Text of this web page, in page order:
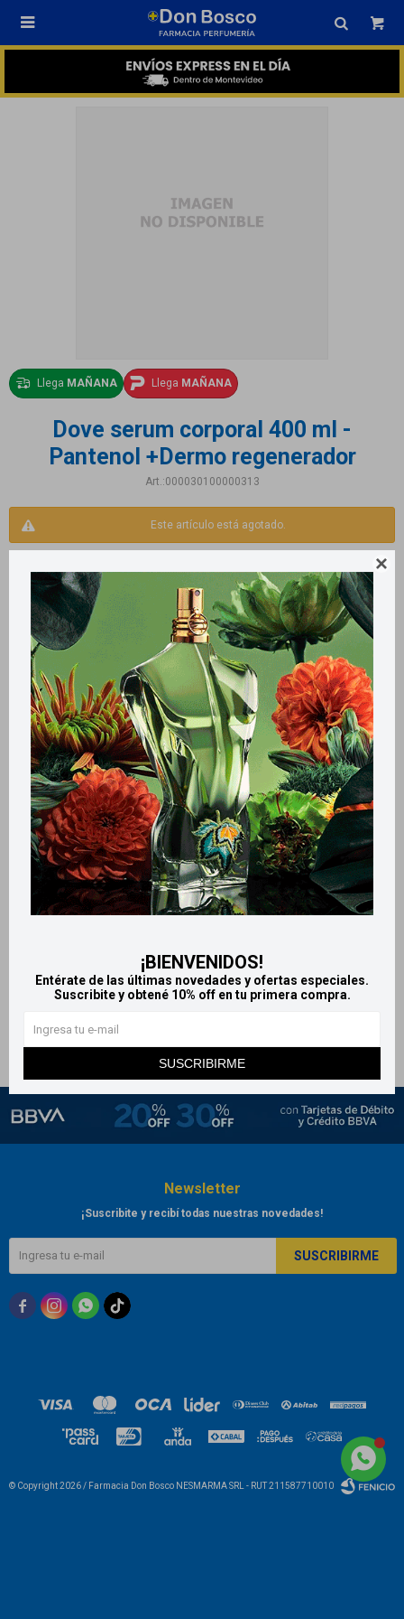

¡BIENVENIDOS!
Entérate de las últimas novedades y ofertas especiales.
Suscribite y obtené 10% off en tu primera compra.
SUSCRIBIRME

Llega MAÑANA Llega MAÑANA
Dove serum corporal 400 ml -
Pantenol +Dermo regenerador
000030100000313
Este artículo está agotado.
Productos que te pueden interesar
LlegaMAÑANA
LlegaMAÑANA
bifásica 200 ml
$ 589
LlegaMAÑANA
LlegaMAÑANA
Salicílico antiimperfecciones
$ 599
Newsletter
¡Suscribite y recibí todas nuestras novedades!
SUSCRIBIRME
  
© Copyright 2026 / Farmacia Don Bosco NESMARMA SRL - RUT 211587710010